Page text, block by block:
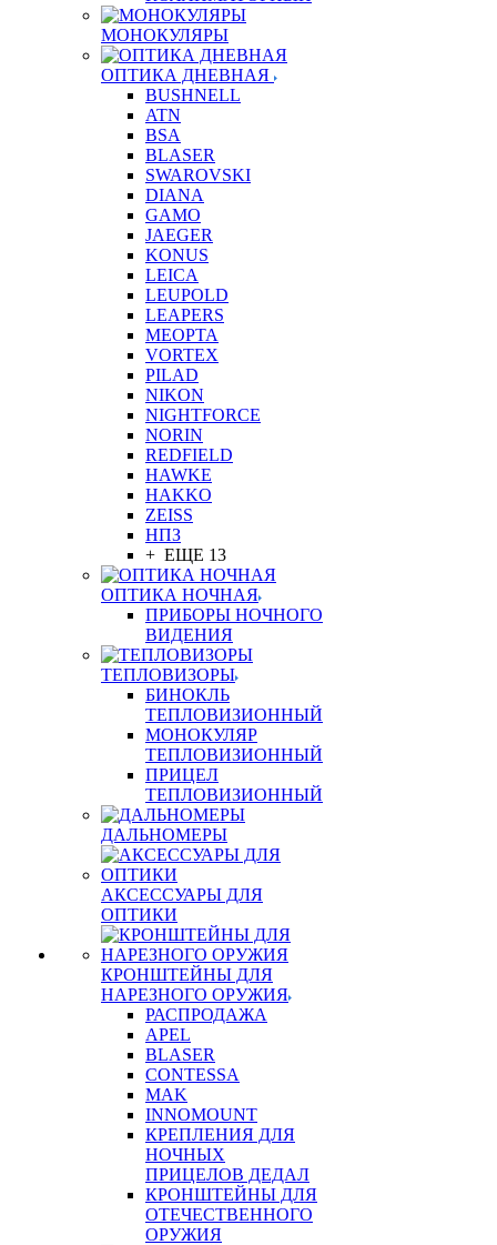
МОНОКУЛЯРЫ
ОПТИКА ДНЕВНАЯ
BUSHNELL
ATN
BSA
BLASER
SWAROVSKI
DIANA
GAMO
JAEGER
KONUS
LEICA
LEUPOLD
LEAPERS
MEOPTA
VORTEX
PILAD
NIKON
NIGHTFORCE
NORIN
REDFIELD
HAWKE
HAKKO
ZEISS
НПЗ
+ ЕЩЕ 13
ОПТИКА НОЧНАЯ
ПРИБОРЫ НОЧНОГО
ВИДЕНИЯ
ТЕПЛОВИЗОРЫ
БИНОКЛЬ
ТЕПЛОВИЗИОННЫЙ
МОНОКУЛЯР
ТЕПЛОВИЗИОННЫЙ
ПРИЦЕЛ
ТЕПЛОВИЗИОННЫЙ
ДАЛЬНОМЕРЫ
АКСЕССУАРЫ ДЛЯ
ОПТИКИ
КРОНШТЕЙНЫ ДЛЯ
НАРЕЗНОГО ОРУЖИЯ
РАСПРОДАЖА
APEL
BLASER
CONTESSA
MAK
INNOMOUNT
КРЕПЛЕНИЯ ДЛЯ
НОЧНЫХ
ПРИЦЕЛОВ ДЕДАЛ
КРОНШТЕЙНЫ ДЛЯ
ОТЕЧЕСТВЕННОГО
ОРУЖИЯ